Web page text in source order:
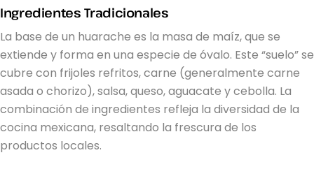
Ingredientes Tradicionales
La base de un huarache es la masa de maíz, que se
extiende y forma en una especie de óvalo. Este “suelo” se
cubre con frijoles refritos, carne (generalmente carne
asada o chorizo), salsa, queso, aguacate y cebolla. La
combinación de ingredientes refleja la diversidad de la
cocina mexicana, resaltando la frescura de los
productos locales.